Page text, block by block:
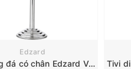
Edzard
Xô đựng đá có chân Edzard Valencia